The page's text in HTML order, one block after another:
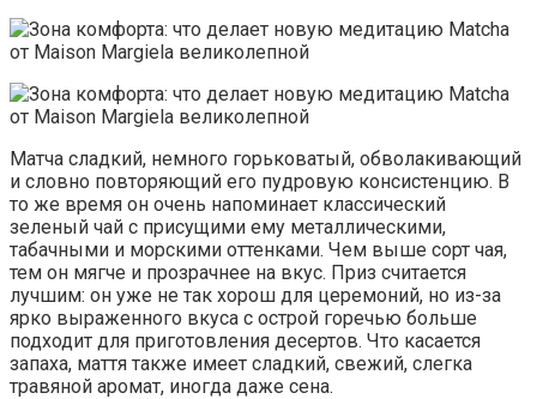
Матча сладкий, немного горьковатый, обволакивающий
и словно повторяющий его пудровую консистенцию. В
то же время он очень напоминает классический
зеленый чай с присущими ему металлическими,
табачными и морскими оттенками. Чем выше сорт чая,
тем он мягче и прозрачнее на вкус. Приз считается
лучшим: он уже не так хорош для церемоний, но из-за
ярко выраженного вкуса с острой горечью больше
подходит для приготовления десертов. Что касается
запаха, маття также имеет сладкий, свежий, слегка
травяной аромат, иногда даже сена.